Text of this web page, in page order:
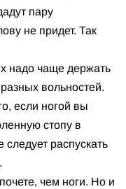
пару
не придет. Так
надо чаще держать
вольностей.
если ногой вы
стопу в
распускать
чем ноги. Но и